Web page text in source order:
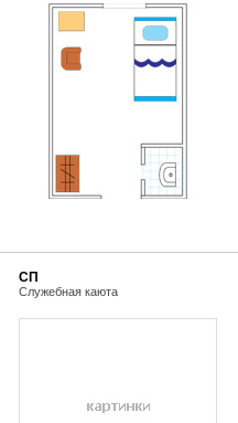
СП
Служебная каюта